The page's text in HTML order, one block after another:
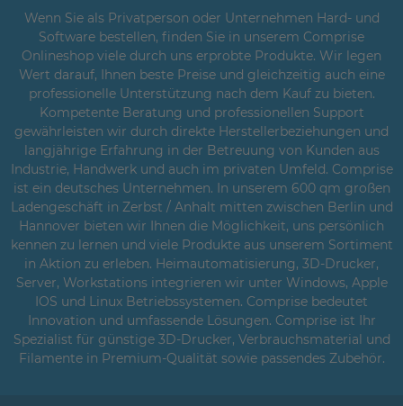
Wenn Sie als Privatperson oder Unternehmen Hard- und
Software bestellen, finden Sie in unserem Comprise
Onlineshop viele durch uns erprobte Produkte. Wir legen
Wert darauf, Ihnen beste Preise und gleichzeitig auch eine
professionelle Unterstützung nach dem Kauf zu bieten.
Kompetente Beratung und professionellen Support
gewährleisten wir durch direkte Herstellerbeziehungen und
langjährige Erfahrung in der Betreuung von Kunden aus
Industrie, Handwerk und auch im privaten Umfeld. Comprise
ist ein deutsches Unternehmen. In unserem 600 qm großen
Ladengeschäft in Zerbst / Anhalt mitten zwischen Berlin und
Hannover bieten wir Ihnen die Möglichkeit, uns persönlich
kennen zu lernen und viele Produkte aus unserem Sortiment
in Aktion zu erleben. Heimautomatisierung, 3D-Drucker,
Server, Workstations integrieren wir unter Windows, Apple
IOS und Linux Betriebssystemen. Comprise bedeutet
Innovation und umfassende Lösungen. Comprise ist Ihr
Spezialist für günstige 3D-Drucker, Verbrauchsmaterial und
Filamente in Premium-Qualität sowie passendes Zubehör.